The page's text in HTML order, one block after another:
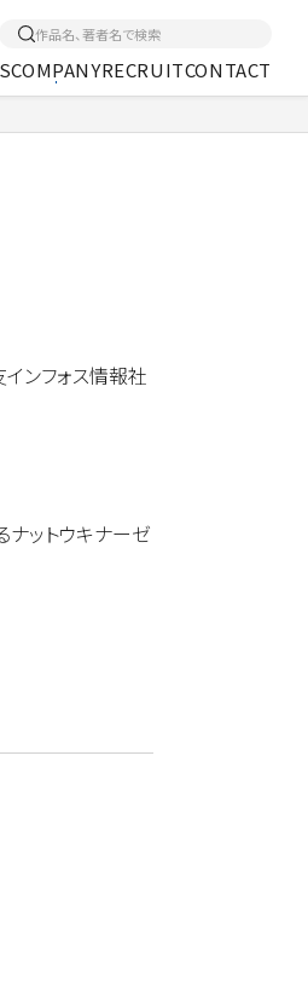
COMPANYRECRUITCONTACT
ンフォス情報社
ットウキナーゼ